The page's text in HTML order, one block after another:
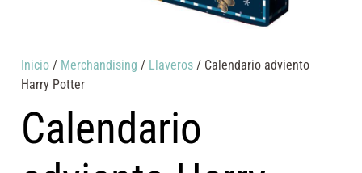
Inicio / Merchandising / Llaveros / Calendario adviento
Harry Potter
Calendario